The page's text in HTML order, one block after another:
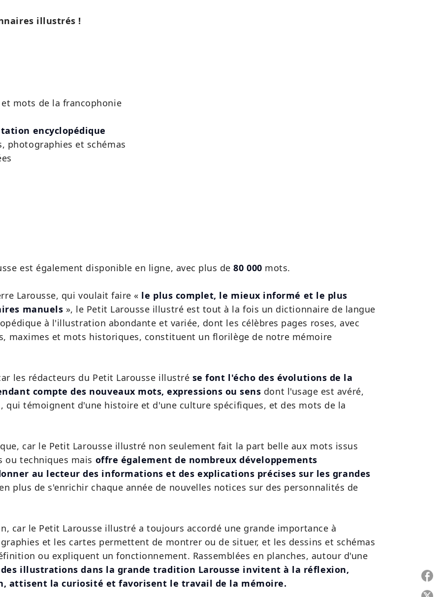
illustrés !
mots de la francophonie
encyclopédique
photographies et schémas
est également disponible en ligne, avec plus de80 000 mots.
Larousse, qui voulait faire « le plus complet, le mieux informé et le plus
manuels », le Petit Larousse illustré est tout à la fois un dictionnaire de langue
à l'illustration abondante et variée, dont les célèbres pages roses, avec
maximes et mots historiques, constituent un florilège de notre mémoire
les rédacteurs du Petit Larousse illustré se font l'écho des évolutions de la
compte des nouveaux mots, expressions ou sens dont l'usage est avéré,
qui témoignent d'une histoire et d'une culture spécifiques, et des mots de la
car le Petit Larousse illustré non seulement fait la part belle aux mots issus
ou techniques mais offre également de nombreux développements
au lecteur des informations et des explications précises sur les grandes
plus de s'enrichir chaque année de nouvelles notices sur des personnalités de
car le Petit Larousse illustré a toujours accordé une grande importance à
et les cartes permettent de montrer ou de situer, et les dessins et schémas
ou expliquent un fonctionnement. Rassemblées en planches, autour d'une
des illustrations dans la grande tradition Larousse invitent à la réflexion,
attisent la curiosité et favorisent le travail de la mémoire.